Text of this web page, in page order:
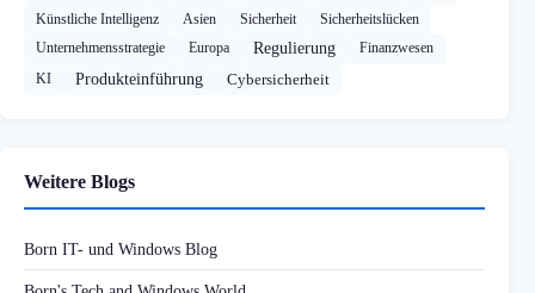
Künstliche Intelligenz Asien Sicherheit
Sicherheitslücken
Unternehmensstrategie
Europa Regulierung
Finanzwesen
KI
Produkteinführung Cybersicherheit
Weitere Blogs
Born IT- und Windows Blog